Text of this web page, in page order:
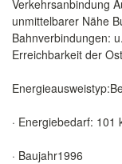
Verkehrsanbindung
unmittelbarer Nähe
Bahnverbindungen:
Erreichbarkeit der
· Energiebedarf: 101
· Baujahr1996